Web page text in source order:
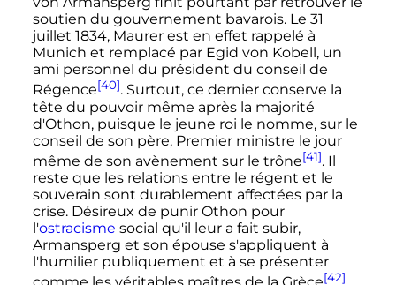
soutien du gouvernement bavarois. Le 31
juillet 1834, Maurer est en effet rappelé à
Munich et remplacé par Egid von Kobell, un
ami personnel du président du conseil de
Régence[40]. Surtout, ce dernier conserve la
tête du pouvoir même après la majorité
d'Othon, puisque le jeune roi le nomme, sur le
conseil de son père, Premier ministre le jour
même de son avènement sur le trône[41]. Il
reste que les relations entre le régent et le
souverain sont durablement affectées par la
crise. Désireux de punir Othon pour
l'ostracisme social qu'il leur a fait subir,
Armansperg et son épouse s'appliquent à
l'humilier publiquement et à se présenter
[42]